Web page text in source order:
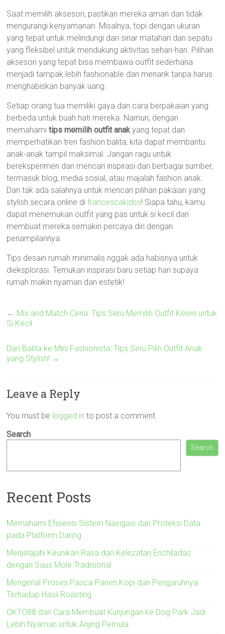
Saat memilih aksesori, pastikan mereka aman dan tidak
mengurangi kenyamanan. Misalnya, topi dengan ukuran
yang tepat untuk melindungi dari sinar matahari dan sepatu
yang fleksibel untuk mendukung aktivitas sehari-hari. Pilihan
aksesori yang tepat bisa membawa outfit sederhana
menjadi tampak lebih fashionable dan menarik tanpa harus
menghabiskan banyak uang.
Setiap orang tua memiliki gaya dan cara berpakaian yang
berbeda untuk buah hati mereka. Namun, dengan
memahamitips memilih outfit anakyang tepat dan
memperhatikan tren fashion balita, kita dapat membantu
anak-anak tampil maksimal. Jangan ragu untuk
bereksperimen dan mencari inspirasi dari berbagai sumber,
termasuk blog, media sosial, atau majalah fashion anak.
Dan tak ada salahnya untuk mencari pilihan pakaian yang
stylish secara online difrancescakidss! Siapa tahu, kamu
dapat menemukan outfit yang pas untuk si kecil dan
membuat mereka semakin percaya diri dengan
penampilannya.
Tips desain rumah minimalis nggak ada habisnya untuk
dieksplorasi. Temukan inspirasi baru setiap hari supaya
rumah makin nyaman dan estetik!
← Mix and Match Ceria: Tips Seru Memilih Outfit Keren untuk
Si Kecil
Dari Balita ke Mini Fashionista: Tips Seru Pilih Outfit Anak
yang Stylish! →
Leave a Reply
You must be logged in to post a comment.
Search
Search
Recent Posts
Memahami Efisiensi Sistem Navigasi dan Proteksi Data
pada Platform Daring
Menjelajahi Keunikan Rasa dan Kelezatan Enchiladas
dengan Saus Mole Tradisional
Mengenal Proses Pasca-Panen Kopi dan Pengaruhnya
Terhadap Hasil Roasting
OKTO88 dan Cara Membuat Kunjungan ke Dog Park Jadi
Lebih Nyaman untuk Anjing Pemula